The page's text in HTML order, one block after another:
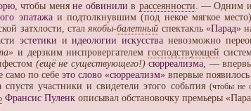
, чтобы меняне обвинили в рассеянности. — Одним
эпатажаи подтолкнувшим (под некое мягкое
затхлости, сталякобы-балетный спектакль «Парад»
эстетики иидеологии искусства невозможно
и дерзким ниспровергателемгосподствующей
(ещё не существующего!) сюрреализма, —
само по себе это слово «сюрреализм» впервые
участники и свидетели этого события (чтобы не
Франсис Пуленк описывал обстановочку премьеры